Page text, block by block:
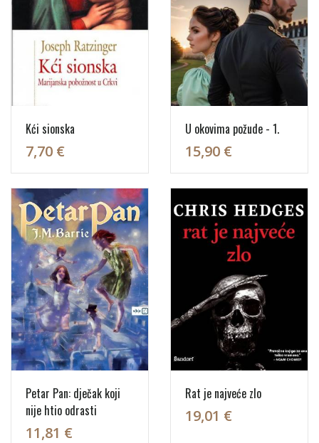
Kći sionska
7,70 €
U okovima požude - 1.
15,90 €
Petar Pan: dječak koji
nije htio odrasti
11,81 €
Rat je najveće zlo
19,01 €